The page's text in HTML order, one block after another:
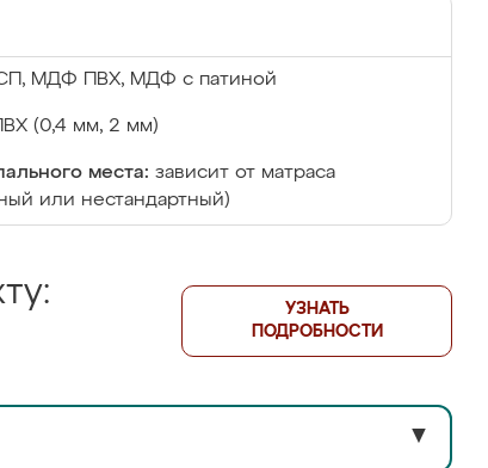
МДФ ПВХ, МДФ с патиной
ПВХ (0,4 мм, 2 мм)
места: зависит от матраса
или нестандартный)
УЗНАТЬ
ПОДРОБНОСТИ
▼